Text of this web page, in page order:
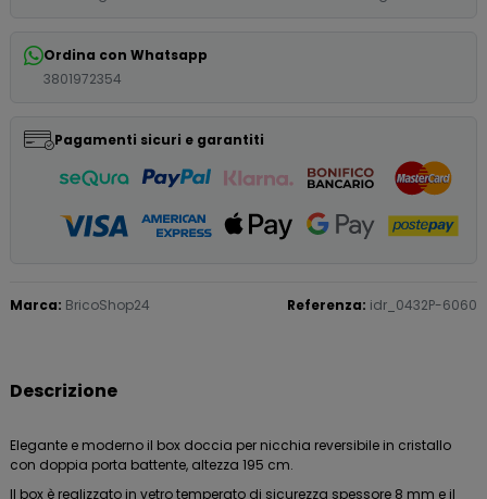
Ordina con Whatsapp
3801972354
Pagamenti sicuri e garantiti
Marca: BricoShop24 Referenza: idr_0432P-6060
Descrizione
Elegante e moderno il box doccia per nicchia reversibile in cristallo
con doppia porta battente, altezza 195 cm.
Il box è realizzato in vetro temperato di sicurezza spessore 8 mm e il